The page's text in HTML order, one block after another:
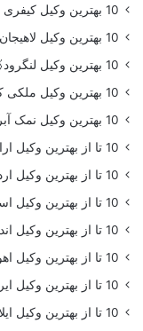
10 بهترین وکیل کیفری کرج 🥇【آپدیت جدید】⚖️
10 بهترین وکیل لاهیجان کیست ؟🥇【آپدیت جدید】⚖️
10 بهترین وکیل لنگرود🥇【آپدیت جدید】⚖️
10 بهترین وکیل ملکی کرج 🥇【آپدیت جدید】⚖️
10 بهترین وکیل نمک آبرود 🥇【آپدیت جدید】⚖️
10 تا از بهترین وکیل اراک 🥇【آپدیت جدید】⚖️
10 تا از بهترین وکیل اردبیل 🥇【آپدیت جدید】
10 تا از بهترین وکیل اسلامشهر 🥇【آپدیت جدید】
10 تا از بهترین وکیل اندیمشک 🥇【آپدیت جدید】
10 تا از بهترین وکیل اهواز 🥇【آپدیت جدید】⚖️
10 تا از بهترین وکیل ایران🥇【آپدیت جدید】
10 تا از بهترین وکیل ایلام 🥇【آپدیت جدید】